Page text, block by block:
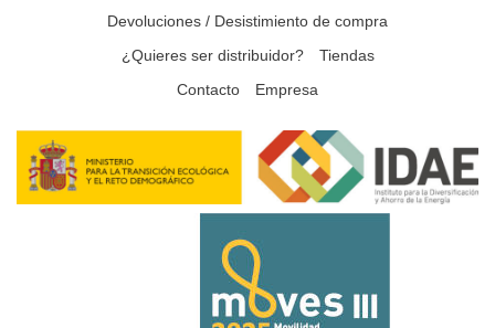
Devoluciones / Desistimiento de compra
¿Quieres ser distribuidor?
Tiendas
Contacto
Empresa